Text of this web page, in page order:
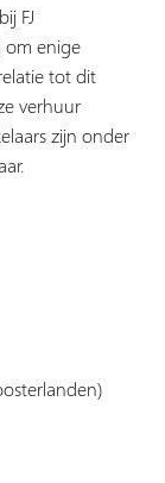
FJ
om enige
tot dit
verhuur
zijn onder